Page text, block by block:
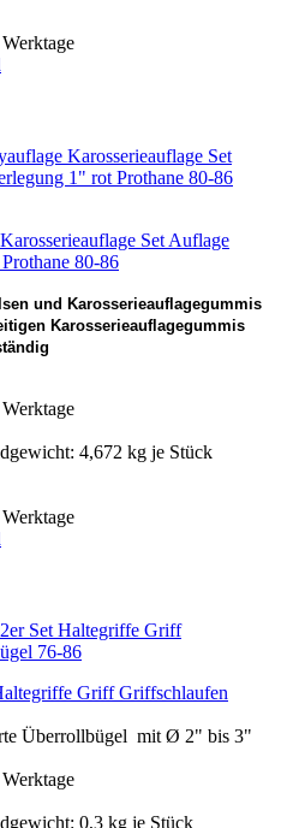
Set Auflage
80-86
und Karosserieauflagegummis
Karosserieauflagegummis
4,672 kg je Stück
Griff Griffschlaufen
Überrollbügel mit Ø 2" bis 3"
0,3 kg je Stück